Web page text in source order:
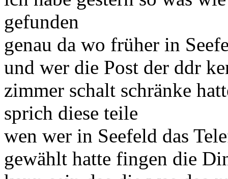
gefunden
genau da wo früher in
und wer die Post der ddr
zimmer schalt schränke
sprich diese teile
wen wer in Seefeld das
gewählt hatte fingen die